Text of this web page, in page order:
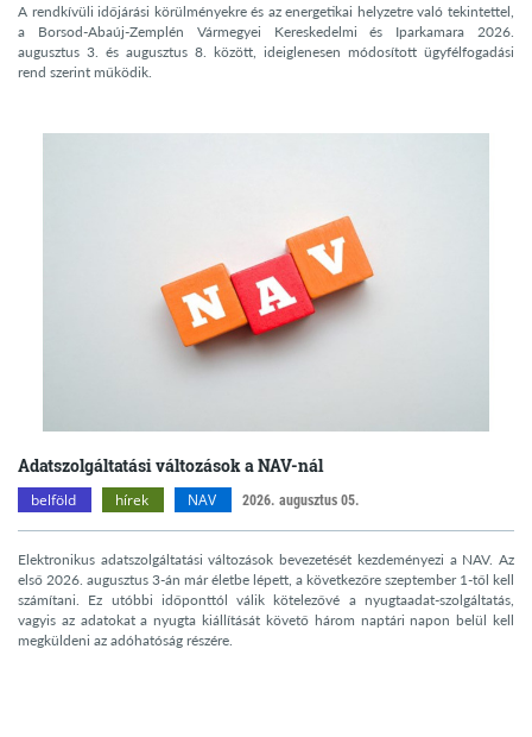
A rendkívüli időjárási körülményekre és az energetikai helyzetre való tekintettel,
a Borsod-Abaúj-Zemplén Vármegyei Kereskedelmi és Iparkamara 2026.
augusztus 3. és augusztus 8. között, ideiglenesen módosított ügyfélfogadási
rend szerint működik.
Adatszolgáltatási változások a NAV-nál
belföld hírek NAV 2026. augusztus 05.
Elektronikus adatszolgáltatási változások bevezetését kezdeményezi a NAV. Az
első 2026. augusztus 3-án már életbe lépett, a következőre szeptember 1-től kell
számítani. Ez utóbbi időponttól válik kötelezővé a nyugtaadat-szolgáltatás,
vagyis az adatokat a nyugta kiállítását követő három naptári napon belül kell
megküldeni az adóhatóság részére.